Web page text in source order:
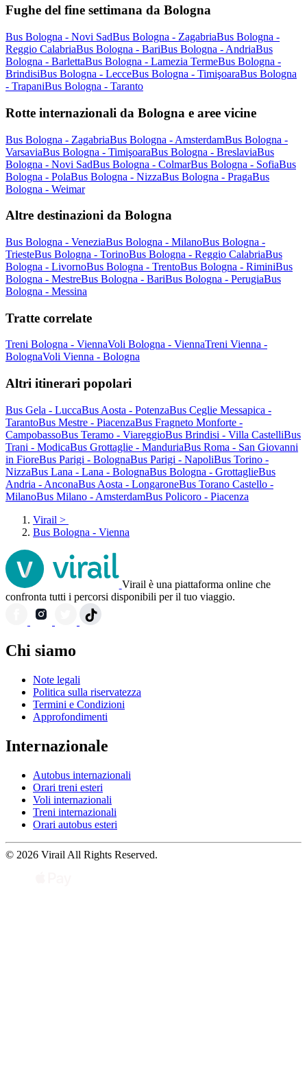
Fughe del fine settimana da Bologna
Bus Bologna - Novi SadBus Bologna - ZagabriaBus Bologna -
Reggio CalabriaBus Bologna - BariBus Bologna - AndriaBus
Bologna - BarlettaBus Bologna - Lamezia TermeBus Bologna -
BrindisiBus Bologna - LecceBus Bologna - TimişoaraBus Bologna
- TrapaniBus Bologna - Taranto
Rotte internazionali da Bologna e aree vicine
Bus Bologna - ZagabriaBus Bologna - AmsterdamBus Bologna -
VarsaviaBus Bologna - TimişoaraBus Bologna - BreslaviaBus
Bologna - Novi SadBus Bologna - ColmarBus Bologna - SofiaBus
Bologna - PolaBus Bologna - NizzaBus Bologna - PragaBus
Bologna - Weimar
Altre destinazioni da Bologna
Bus Bologna - VeneziaBus Bologna - MilanoBus Bologna -
TriesteBus Bologna - TorinoBus Bologna - Reggio CalabriaBus
Bologna - LivornoBus Bologna - TrentoBus Bologna - RiminiBus
Bologna - MestreBus Bologna - BariBus Bologna - PerugiaBus
Bologna - Messina
Tratte correlate
Treni Bologna - ViennaVoli Bologna - ViennaTreni Vienna -
BolognaVoli Vienna - Bologna
Altri itinerari popolari
Bus Gela - LuccaBus Aosta - PotenzaBus Ceglie Messapica -
TarantoBus Mestre - PiacenzaBus Fragneto Monforte -
CampobassoBus Teramo - ViareggioBus Brindisi - Villa CastelliBus
Trani - ModicaBus Grottaglie - ManduriaBus Roma - San Giovanni
in FioreBus Parigi - BolognaBus Parigi - NapoliBus Torino -
NizzaBus Lana - Lana - BolognaBus Bologna - GrottaglieBus
Andria - AnconaBus Aosta - LongaroneBus Torano Castello -
MilanoBus Milano - AmsterdamBus Policoro - Piacenza
Virail >
Bus Bologna - Vienna
Virail è una piattaforma online che
confronta tutti i percorsi disponibili per il tuo viaggio.
Chi siamo
Note legali
Politica sulla riservatezza
Termini e Condizioni
Approfondimenti
Internazionale
Autobus internazionali
Orari treni esteri
Voli internazionali
Treni internazionali
Orari autobus esteri
© 2026 Virail All Rights Reserved.